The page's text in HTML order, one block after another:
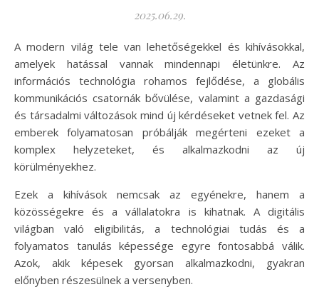
2025.06.29.
A modern világ tele van lehetőségekkel és kihívásokkal,
amelyek hatással vannak mindennapi életünkre. Az
információs technológia rohamos fejlődése, a globális
kommunikációs csatornák bővülése, valamint a gazdasági
és társadalmi változások mind új kérdéseket vetnek fel. Az
emberek folyamatosan próbálják megérteni ezeket a
komplex helyzeteket, és alkalmazkodni az új
körülményekhez.
Ezek a kihívások nemcsak az egyénekre, hanem a
közösségekre és a vállalatokra is kihatnak. A digitális
világban való eligibilitás, a technológiai tudás és a
folyamatos tanulás képessége egyre fontosabbá válik.
Azok, akik képesek gyorsan alkalmazkodni, gyakran
előnyben részesülnek a versenyben.